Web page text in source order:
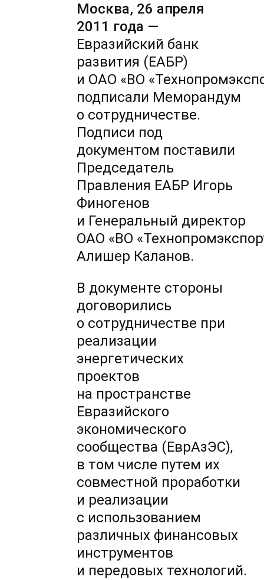
Москва, 26 апреля
2011 года —
Евразийский банк
развития (ЕАБР)
и ОАО «ВО
подписали Меморандум
о сотрудничестве.
Подписи под
документом поставили
Председатель
Правления ЕАБР Игорь
Финогенов
и Генеральный директор
ОАО «ВО
Алишер Каланов.
В документе стороны
договорились
о сотрудничестве при
реализации
энергетических
проектов
на пространстве
Евразийского
экономического
сообщества (ЕврАзЭС),
в том числе путем их
совместной проработки
и реализации
с использованием
различных финансовых
инструментов
и передовых технологий.